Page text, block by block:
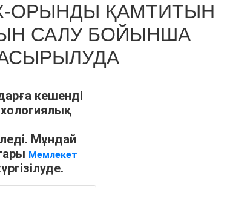
ОРЫНДЫ ҚАМТИТЫН
САЛУ БОЙЫНША
кешенді
Мұндай
Мемлекет